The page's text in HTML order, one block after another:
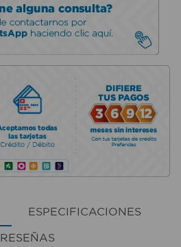
ESPECIFICACIONES
RESEÑAS